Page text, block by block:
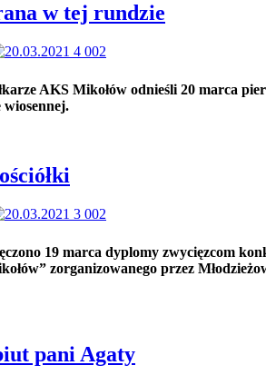
w tej rundzie
AKS Mikołów odnieśli 20 marca
19 marca dyplomy zwycięzcom
zorganizowanego przez
pani Agaty